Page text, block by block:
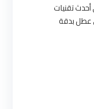
تقنيات
عطل بدقة